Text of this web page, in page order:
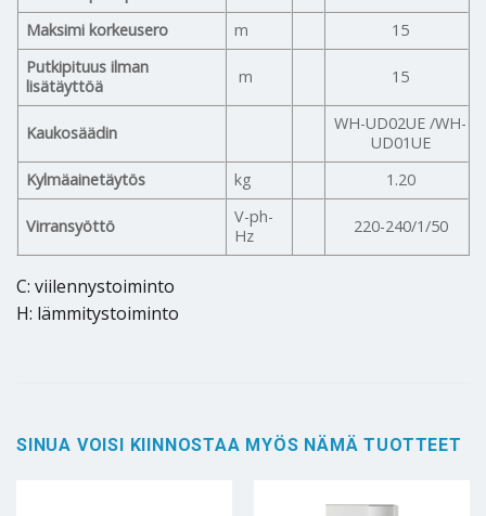
Maksimi korkeusero
m
15
Putkipituus ilman
lisätäyttöä
m 15
Kaukosäädin
WH-UD02UE /WH-
UD01UE
Kylmäainetäytös
kg 1.20
Virransyöttö
V-ph-
Hz
220-240/1/50
C: viilennystoiminto
H: lämmitystoiminto
SINUA VOISI KIINNOSTAA MYÖS NÄMÄ TUOTTEET